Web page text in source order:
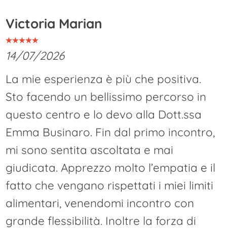
Victoria Marian
14/07/2026
La mie esperienza è più che positiva.
Sto facendo un bellissimo percorso in
questo centro e lo devo alla Dott.ssa
Emma Businaro. Fin dal primo incontro,
mi sono sentita ascoltata e mai
giudicata. Apprezzo molto l’empatia e il
fatto che vengano rispettati i miei limiti
alimentari, venendomi incontro con
grande flessibilità. Inoltre la forza di